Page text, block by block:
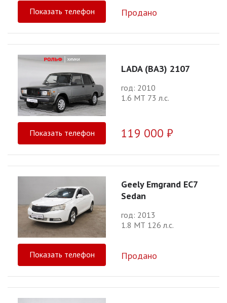
Показать телефон Продано
LADA (ВАЗ) 2107
год: 2010
1.6 МТ 73 л.с.
Показать телефон 119 000 ₽
Geely Emgrand EC7
Sedan
год: 2013
1.8 МТ 126 л.с.
Показать телефон Продано